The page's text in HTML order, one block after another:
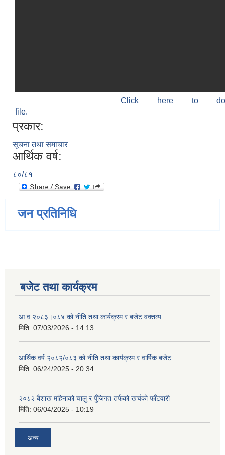
Click here to
file.
प्रकार:
सूचना तथा समाचार
आर्थिक वर्ष:
८०/८१
जन प्रतिनिधि
बजेट तथा कार्यक्रम
आ.व.२०८३।०८४ को नीति तथा कार्यक्रम र बजेट वक्तव्य
मिति: 07/03/2026 - 14:13
आर्थिक वर्ष २०८२/०८३ को नीति तथा कार्यक्रम र वार्षिक बजेट
मिति: 06/24/2025 - 20:34
२०८२ बैशाख महिनाको चालु र पुँजिगत तर्फको खर्चको फाँटवारी
मिति: 06/04/2025 - 10:19
अन्य